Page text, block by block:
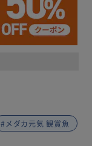
#メダカ元気 観賞魚